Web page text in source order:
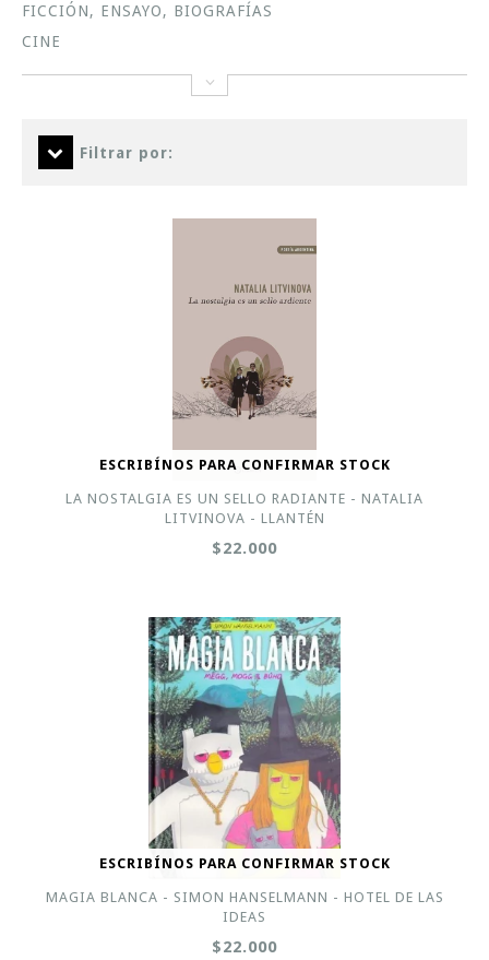
FICCIÓN, ENSAYO, BIOGRAFÍAS
CINE
Filtrar por:
ESCRIBÍNOS PARA CONFIRMAR STOCK
LA NOSTALGIA ES UN SELLO RADIANTE - NATALIA
LITVINOVA - LLANTÉN
$22.000
ESCRIBÍNOS PARA CONFIRMAR STOCK
MAGIA BLANCA - SIMON HANSELMANN - HOTEL DE LAS
IDEAS
$22.000